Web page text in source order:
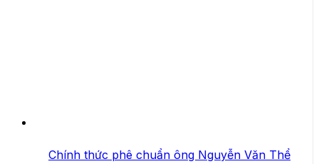
Chính thức phê chuẩn ông Nguyễn Văn Thể